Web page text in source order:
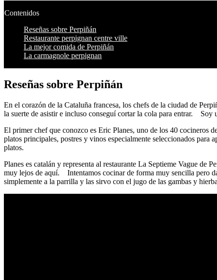
Contenidos
Reseñas sobre Perpiñán
Restaurante perpignan centre ville
La mejor comida de Perpiñán
La carmagnole perpignan
Reseñas sobre Perpiñán
En el corazón de la Cataluña francesa, los chefs de la ciudad de
la suerte de asistir e incluso conseguí cortar la cola para entrar. Soy
El primer chef que conozco es Eric Planes, uno de los 40 cocineros
platos principales, postres y vinos especialmente seleccionados
platos.
Planes es catalán y representa al restaurante La Septieme Vague
muy lejos de aquí. Intentamos cocinar de forma muy sencilla pero
simplemente a la parrilla y las sirvo con el jugo de las gambas y